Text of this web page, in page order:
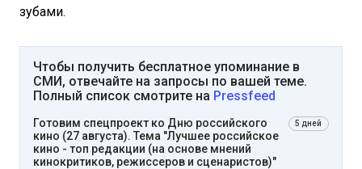
зубами.
Чтобы получить бесплатное упоминание в
СМИ, отвечайте на запросы по вашей теме.
Полный список смотрите на Pressfeed
Готовим спецпроект ко Дню российского
кино (27 августа). Тема "Лучшее российское
кино - топ редакции (на основе мнений
кинокритиков, режиссеров и сценаристов)"
5 дней